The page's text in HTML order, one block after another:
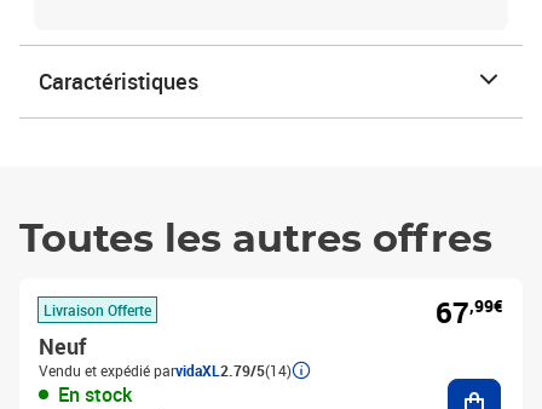
Caractéristiques
Toutes les autres offres
Livraison Offerte
Neuf
Vendu et expédié parvidaXL 2.79/5(14)
En stock
67,99€